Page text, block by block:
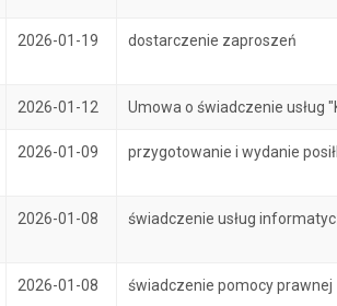
2026-01-19 dostarczenie zaproszeń
2026-01-12 Umowa o świadczenie usług
2026-01-09 przygotowanie i wydanie
2026-01-08 świadczenie usług
2026-01-08 świadczenie pomocy prawnej